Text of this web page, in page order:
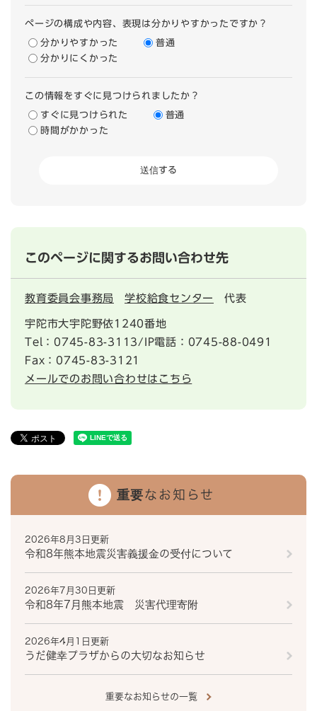
ページの構成や内容、表現は分かりやすかったですか？
分かりやすかった
普通
分かりにくかった
この情報をすぐに見つけられましたか？
すぐに見つけられた
普通
時間がかかった
このページに関するお問い合わせ先
教育委員会事務局 学校給食センター 代表
宇陀市大宇陀野依1240番地
Tel：0745-83-3113/IP電話：0745-88-0491
Fax：0745-83-3121
メールでのお問い合わせはこちら
重要なお知らせ
2026年8月3日更新
令和8年熊本地震災害義援金の受付について
2026年7月30日更新
令和8年7月熊本地震 災害代理寄附
2026年4月1日更新
うだ健幸プラザからの大切なお知らせ
重要なお知らせの一覧